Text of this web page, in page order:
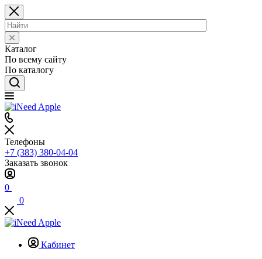
Каталог
По всему сайту
По каталогу
Телефоны
+7 (383) 380-04-04
Заказать звонок
0
0
Кабинет